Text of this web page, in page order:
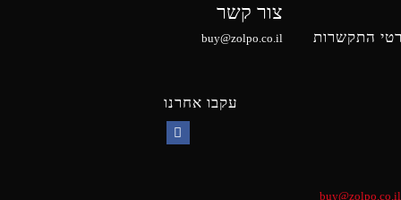
התקשרות
צור קשר
buy@zolpo.co.il
עקבו אחרנו
buy@zolpo.co.il